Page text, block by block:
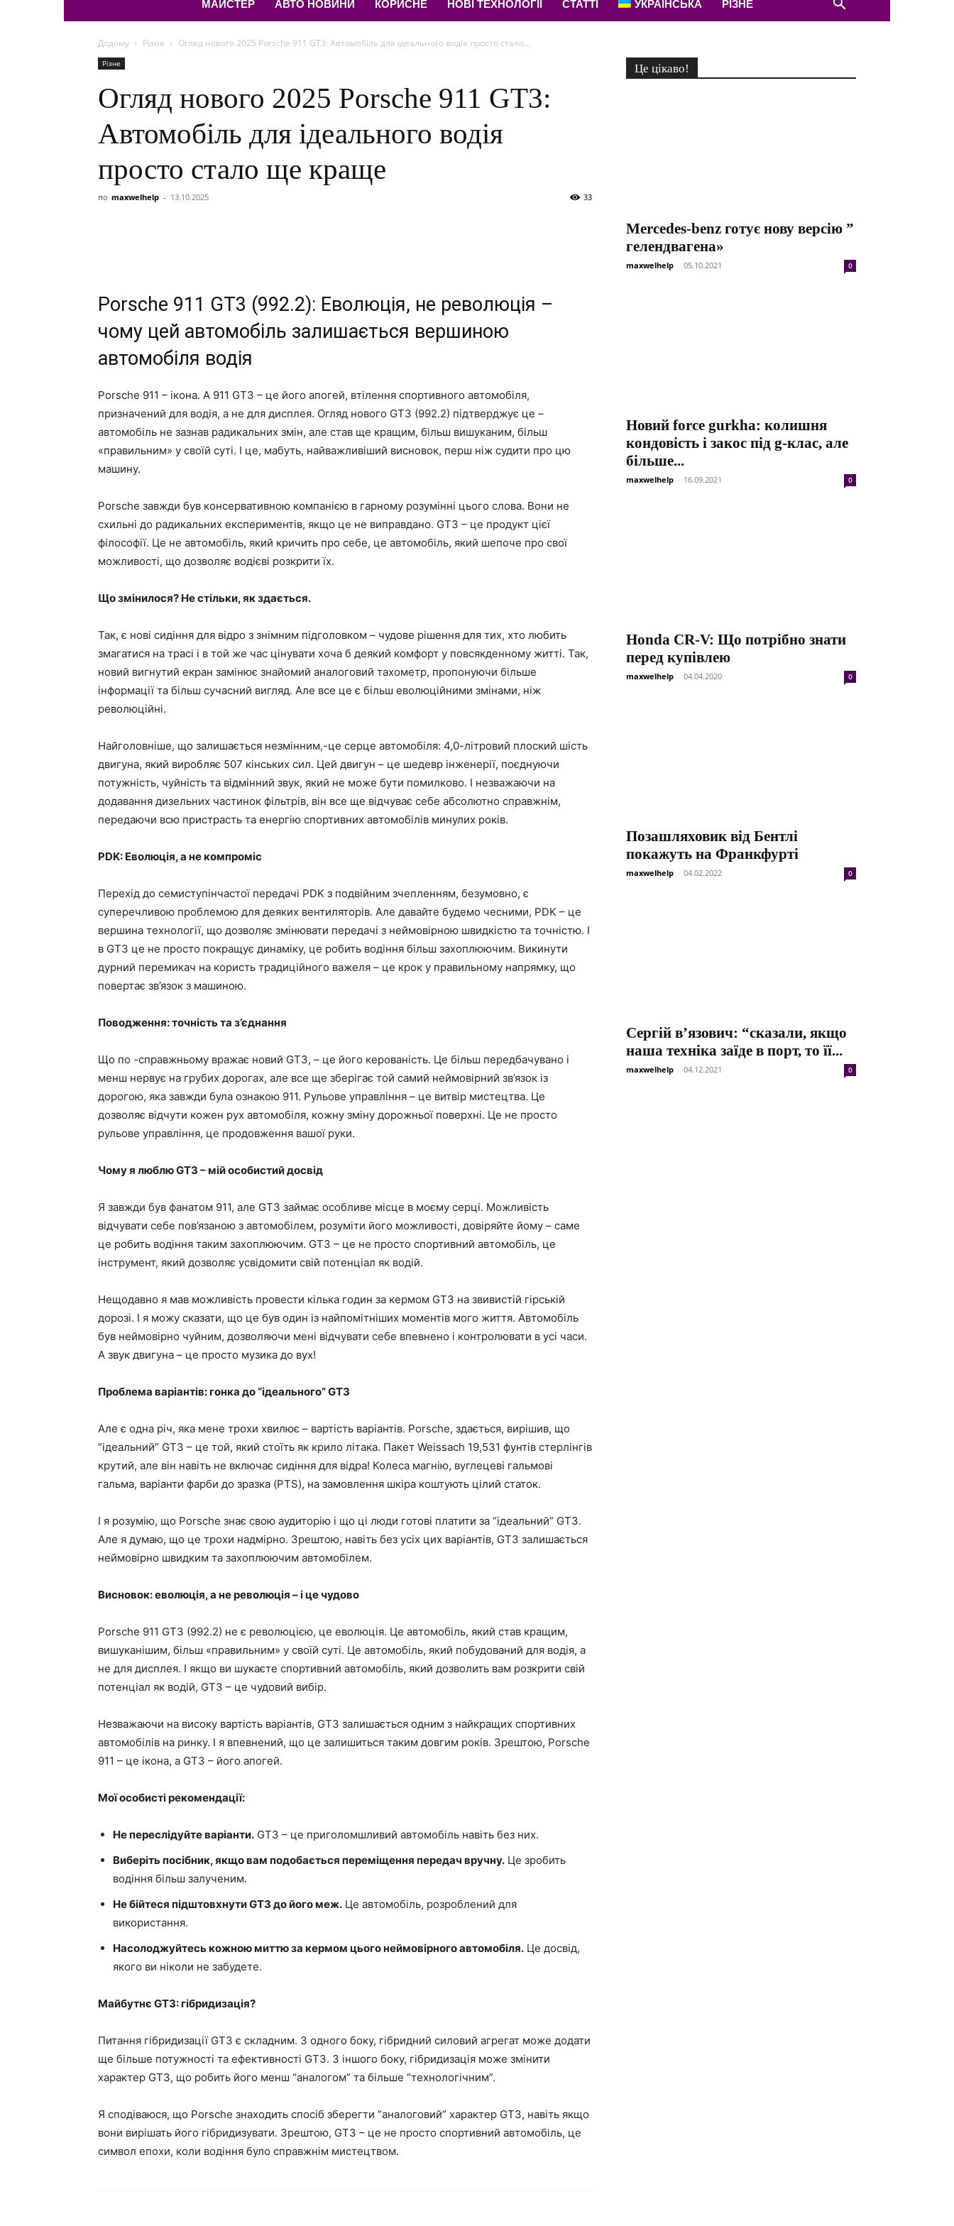
МАЙСТЕР АВТО НОВИНИ КОРИСНЕ НОВІ ТЕХНОЛОГІЇ СТАТТІ УКРАЇНСЬКА РІЗНЕ
Додому Різне Огляд нового 2025 Porsche 911 GT3: Автомобіль для ідеального водія просто стало...
Різне
Огляд нового 2025 Porsche 911 GT3:
Автомобіль для ідеального водія
просто стало ще краще
по maxwelhelp - 13.10.2025 33
Porsche 911 GT3 (992.2): Еволюція, не революція –
чому цей автомобіль залишається вершиною
автомобіля водія
Porsche 911 – ікона. А 911 GT3 – це його апогей, втілення спортивного автомобіля,
призначений для водія, а не для дисплея. Огляд нового GT3 (992.2) підтверджує це –
автомобіль не зазнав радикальних змін, але став ще кращим, більш вишуканим, більш
«правильним» у своїй суті. І це, мабуть, найважливіший висновок, перш ніж судити про цю
машину.
Porsche завжди був консервативною компанією в гарному розумінні цього слова. Вони не
схильні до радикальних експериментів, якщо це не виправдано. GT3 – це продукт цієї
філософії. Це не автомобіль, який кричить про себе, це автомобіль, який шепоче про свої
можливості, що дозволяє водієві розкрити їх.
Що змінилося? Не стільки, як здається.
Так, є нові сидіння для відро з знімним підголовком – чудове рішення для тих, хто любить
змагатися на трасі і в той же час цінувати хоча б деякий комфорт у повсякденному житті. Так,
новий вигнутий екран замінює знайомий аналоговий тахометр, пропонуючи більше
інформації та більш сучасний вигляд. Але все це є більш еволюційними змінами, ніж
революційні.
Найголовніше, що залишається незмінним,-це серце автомобіля: 4,0-літровий плоский шість
двигуна, який виробляє 507 кінських сил. Цей двигун – це шедевр інженерії, поєднуючи
потужність, чуйність та відмінний звук, який не може бути помилково. І незважаючи на
додавання дизельних частинок фільтрів, він все ще відчуває себе абсолютно справжнім,
передаючи всю пристрасть та енергію спортивних автомобілів минулих років.
PDK: Еволюція, а не компроміс
Перехід до семиступінчастої передачі PDK з подвійним зчепленням, безумовно, є
суперечливою проблемою для деяких вентиляторів. Але давайте будемо чесними, PDK – це
вершина технології, що дозволяє змінювати передачі з неймовірною швидкістю та точністю. І
в GT3 це не просто покращує динаміку, це робить водіння більш захоплюючим. Викинути
дурний перемикач на користь традиційного важеля – це крок у правильному напрямку, що
повертає зв’язок з машиною.
Поводження: точність та з’єднання
Що по -справжньому вражає новий GT3, – це його керованість. Це більш передбачувано і
менш нервує на грубих дорогах, але все ще зберігає той самий неймовірний зв’язок із
дорогою, яка завжди була ознакою 911. Рульове управління – це витвір мистецтва. Це
дозволяє відчути кожен рух автомобіля, кожну зміну дорожньої поверхні. Це не просто
рульове управління, це продовження вашої руки.
Чому я люблю GT3 – мій особистий досвід
Я завжди був фанатом 911, але GT3 займає особливе місце в моєму серці. Можливість
відчувати себе пов’язаною з автомобілем, розуміти його можливості, довіряйте йому – саме
це робить водіння таким захоплюючим. GT3 – це не просто спортивний автомобіль, це
інструмент, який дозволяє усвідомити свій потенціал як водій.
Нещодавно я мав можливість провести кілька годин за кермом GT3 на звивистій гірській
дорозі. І я можу сказати, що це був один із найпомітніших моментів мого життя. Автомобіль
був неймовірно чуйним, дозволяючи мені відчувати себе впевнено і контролювати в усі часи.
А звук двигуна – це просто музика до вух!
Проблема варіантів: гонка до “ідеального” GT3
Але є одна річ, яка мене трохи хвилює – вартість варіантів. Porsche, здається, вирішив, що
“ідеальний” GT3 – це той, який стоїть як крило літака. Пакет Weissach 19,531 фунтів стерлінгів
крутий, але він навіть не включає сидіння для відра! Колеса магнію, вуглецеві гальмові
гальма, варіанти фарби до зразка (PTS), на замовлення шкіра коштують цілий статок.
І я розумію, що Porsche знає свою аудиторію і що ці люди готові платити за “ідеальний” GT3.
Але я думаю, що це трохи надмірно. Зрештою, навіть без усіх цих варіантів, GT3 залишається
неймовірно швидким та захоплюючим автомобілем.
Висновок: еволюція, а не революція – і це чудово
Porsche 911 GT3 (992.2) не є революцією, це еволюція. Це автомобіль, який став кращим,
вишуканішим, більш «правильним» у своїй суті. Це автомобіль, який побудований для водія, а
не для дисплея. І якщо ви шукаєте спортивний автомобіль, який дозволить вам розкрити свій
потенціал як водій, GT3 – це чудовий вибір.
Незважаючи на високу вартість варіантів, GT3 залишається одним з найкращих спортивних
автомобілів на ринку. І я впевнений, що це залишиться таким довгим років. Зрештою, Porsche
911 – це ікона, а GT3 – його апогей.
Мої особисті рекомендації:
Не переслідуйте варіанти. GT3 – це приголомшливий автомобіль навіть без них.
Виберіть посібник, якщо вам подобається переміщення передач вручну. Це зробить
водіння більш залученим.
Не бійтеся підштовхнути GT3 до його меж. Це автомобіль, розроблений для
використання.
Насолоджуйтесь кожною миттю за кермом цього неймовірного автомобіля. Це досвід,
якого ви ніколи не забудете.
Майбутнє GT3: гібридизація?
Питання гібридизації GT3 є складним. З одного боку, гібридний силовий агрегат може додати
ще більше потужності та ефективності GT3. З іншого боку, гібридизація може змінити
характер GT3, що робить його менш “аналогом” та більше “технологічним”.
Я сподіваюся, що Porsche знаходить спосіб зберегти “аналоговий” характер GT3, навіть якщо
вони вирішать його гібридизувати. Зрештою, GT3 – це не просто спортивний автомобіль, це
символ епохи, коли водіння було справжнім мистецтвом.
Це цікаво!
Mercedes-benz готує нову версію ”
гелендвагена»
maxwelhelp - 05.10.2021 0
Новий force gurkha: колишня
кондовість і закос під g-клас, але
більше...
maxwelhelp - 16.09.2021 0
Honda CR-V: Що потрібно знати
перед купівлею
maxwelhelp - 04.04.2020 0
Позашляховик від Бентлі
покажуть на Франкфурті
maxwelhelp - 04.02.2022 0
Сергій в’язович: “сказали, якщо
наша техніка заїде в порт, то її...
maxwelhelp - 04.12.2021 0